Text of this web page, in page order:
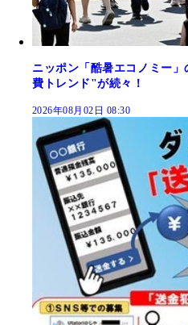
ニッポン「酷暑エコノミー
費トレンド"が続々！
2026年08月02日 08:30